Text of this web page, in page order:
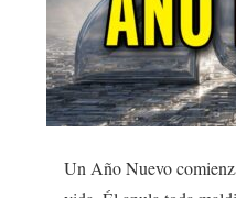
Un Año Nuevo